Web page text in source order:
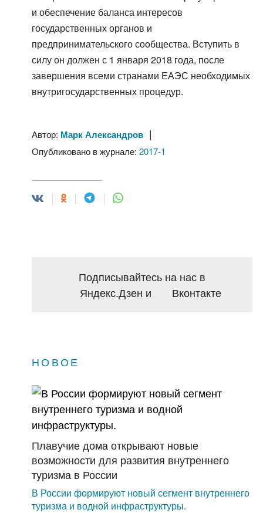
и обеспечение баланса интересов
государственных органов и
предпринимательского сообщества. Вступить в
силу он должен с 1 января 2018 года, после
завершения всеми странами ЕАЭС необходимых
внутригосударственных процедур.
Автор: Марк Александров|
Опубликовано в журнале: 2017-1
Подписывайтесь на нас в
Яндекс.Дзен и Вконтакте
НОВОЕ
Плавучие дома открывают новые
возможности для развития внутреннего
туризма в России
В России формируют новый сегмент внутреннего
туризма и водной инфраструктуры.